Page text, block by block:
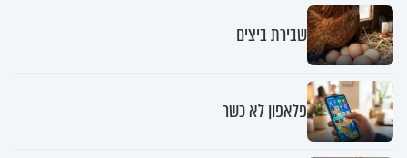
שבירת ביצים
פלאפון לא כשר